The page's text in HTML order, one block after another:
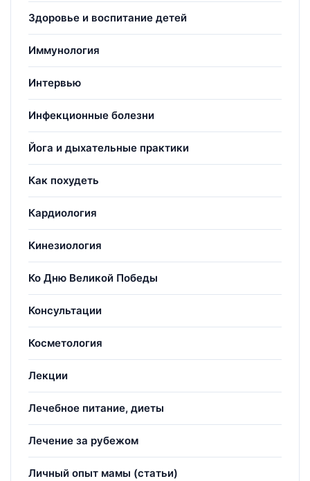
Здоровье и воспитание детей
Иммунология
Интервью
Инфекционные болезни
Йога и дыхательные практики
Как похудеть
Кардиология
Кинезиология
Ко Дню Великой Победы
Консультации
Косметология
Лекции
Лечебное питание, диеты
Лечение за рубежом
Личный опыт мамы (статьи)